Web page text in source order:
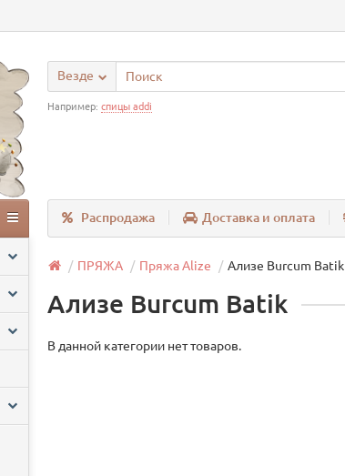
Везде
Например: спицы addi
Распродажа Доставка и оплата
ПРЯЖА Пряжа Alize Ализе Burcum Batik
Ализе Burcum Batik
В данной категории нет товаров.